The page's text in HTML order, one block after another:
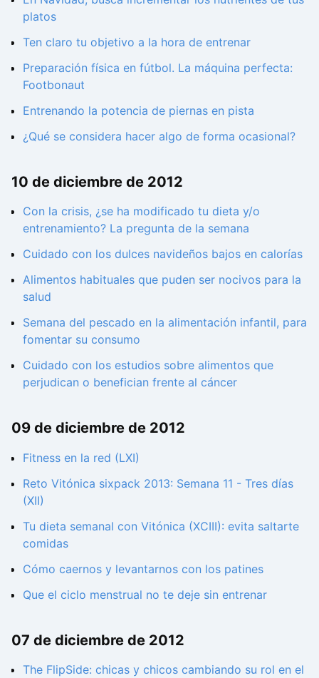
platos
Ten claro tu objetivo a la hora de entrenar
Preparación física en fútbol. La máquina perfecta:
Footbonaut
Entrenando la potencia de piernas en pista
¿Qué se considera hacer algo de forma ocasional?
10 de diciembre de 2012
Con la crisis, ¿se ha modificado tu dieta y/o
entrenamiento? La pregunta de la semana
Cuidado con los dulces navideños bajos en calorías
Alimentos habituales que puden ser nocivos para la
salud
Semana del pescado en la alimentación infantil, para
fomentar su consumo
Cuidado con los estudios sobre alimentos que
perjudican o benefician frente al cáncer
09 de diciembre de 2012
Fitness en la red (LXI)
Reto Vitónica sixpack 2013: Semana 11 - Tres días
(XII)
Tu dieta semanal con Vitónica (XCIII): evita saltarte
comidas
Cómo caernos y levantarnos con los patines
Que el ciclo menstrual no te deje sin entrenar
07 de diciembre de 2012
The FlipSide: chicas y chicos cambiando su rol en el